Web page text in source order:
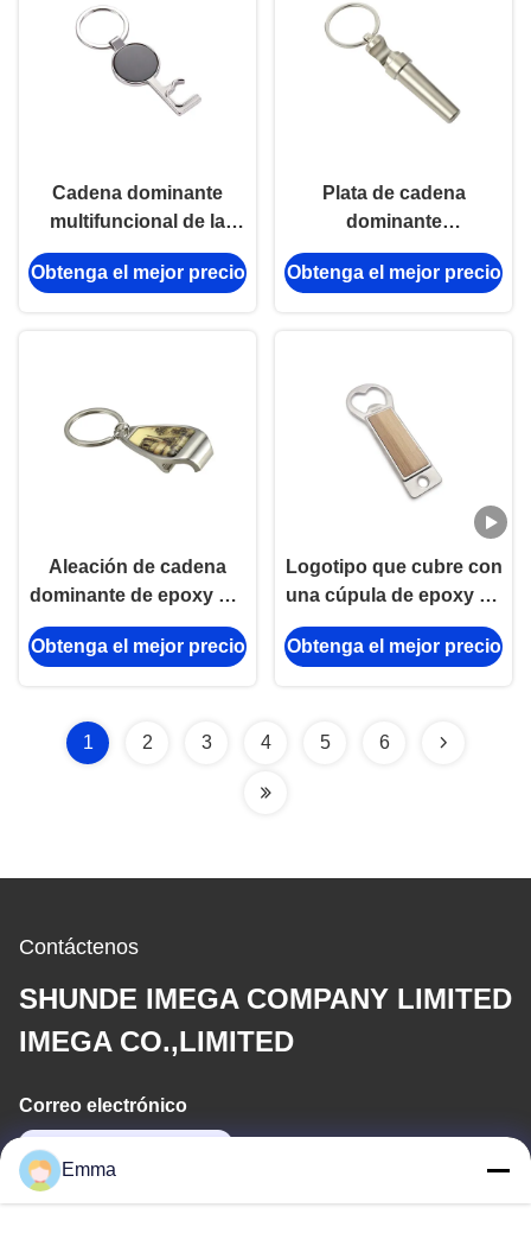
Cadena dominante
multifuncional de la
forma del vintage del
abrebotellas de la
Obtenga el mejor precio
Plata de cadena
dominante
multifuncional 17m m
del tenedor de la llave
Obtenga el mejor precio
Aleación de cadena
dominante de epoxy del
cinc del vintage del
abrebotellas del vino
Obtenga el mejor precio
Logotipo que cubre con
una cúpula de epoxy de
madera de cadena
dominante
del rectángulo
Obtenga el mejor precio
1 2 3 4 5 6
Contáctenos
SHUNDE IMEGA COMPANY LIMITED
IMEGA CO.,LIMITED
Correo electrónico
Emma